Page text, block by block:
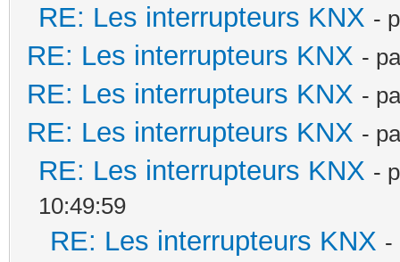
RE: Les interrupteurs KNX -
RE: Les interrupteurs KNX -
RE: Les interrupteurs KNX -
RE: Les interrupteurs KNX -
RE: Les interrupteurs KNX -
10:49:59
RE: Les interrupteurs KNX -